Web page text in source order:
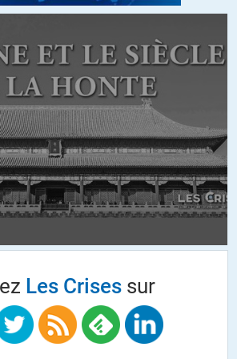
les « élites » se contentant de sacrifier
de la « justice » pour mieux reprendre en
de leur puissance est la propagande basée
ou religieuses qui ne sont que les faces
(historique et « traditionnelle ») qui a fait ses
à sa perte.
de cette espèce qui compte parmi ses
des nuisibles l’ensemble du vivant
anéanti par une très faible minorité de
en ce monde.
de Roland Gori (prof de psychiatrie à
Les Crisessur